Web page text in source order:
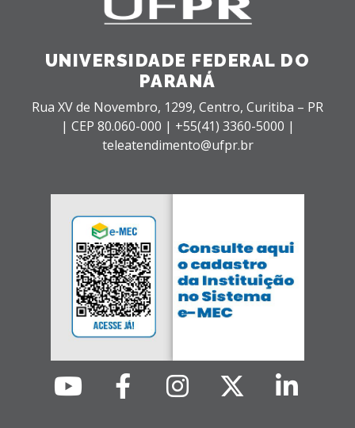
UNIVERSIDADE FEDERAL DO
PARANÁ
Rua XV de Novembro, 1299, Centro, Curitiba – PR
| CEP 80.060-000 | +55(41) 3360-5000 |
teleatendimento@ufpr.br